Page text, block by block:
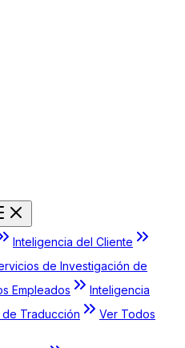
Inteligencia del Cliente
de Investigación de
Empleados
Inteligencia
Traducción
Ver Todos